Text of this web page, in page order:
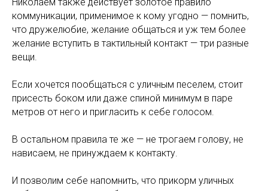
коммуникации, применимое к кому угодно — помнить,
что дружелюбие, желание общаться и уж тем более
желание вступить в тактильный контакт — три разные
вещи.
Если хочется пообщаться с уличным песелем, стоит
присесть боком или даже спиной минимум в паре
метров от него и пригласить к себе голосом.
В остальном правила те же — не трогаем голову, не
нависаем, не принуждаем к контакту.
И позволим себе напомнить, что прикорм уличных